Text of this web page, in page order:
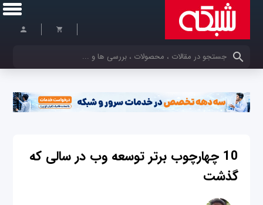
کلمات کلیدی خود را وارد کنید
10 چهارچوب برتر توسعه وب در سالی که
گذشت